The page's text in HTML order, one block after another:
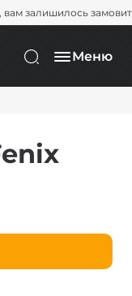
, вам залишилось
Меню